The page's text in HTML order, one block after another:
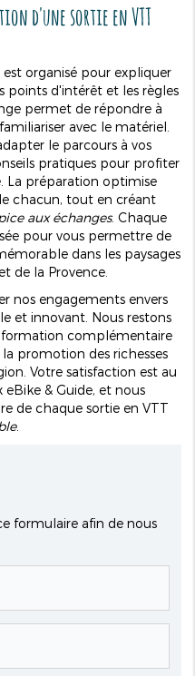
d'une sortie en VTT
organisé pour expliquer
points d'intérêt et les règles
permet de répondre à
avec le matériel.
le parcours à vos
pratiques pour profiter
La préparation optimise
chacun, tout en créant
aux échanges. Chaque
pour vous permettre de
dans les paysages
de la Provence.
nos engagements envers
et innovant. Nous restons
complémentaire
promotion des richesses
Votre satisfaction est au
& Guide, et nous
de chaque sortie en VTT
.
formulaire afin de nous